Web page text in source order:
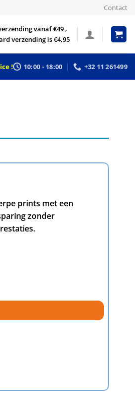
Contact
vanaf €49 ,
verzending is €4,95
! 10:00 - 18:00 +32 11 261499
prints met een
zonder